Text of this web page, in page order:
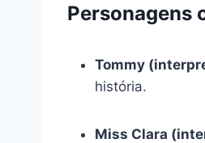
Personagens
Tommy
história.
Miss Clara